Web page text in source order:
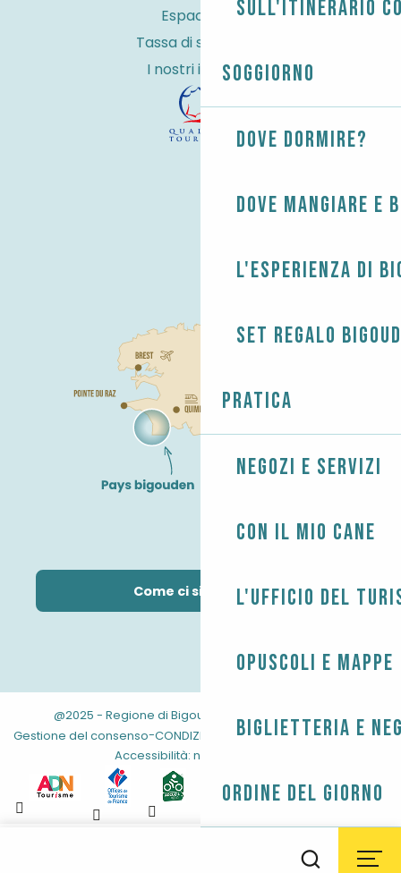
sull'itinerario
Soggiorno
Dove dormire?
Dove mangiare e
L'esperienza di
Set regalo
Pratica
Negozi e servizi
Con il mio cane
L'Ufficio del
Opuscoli e mappe
Biglietteria e
Ordine del giorno
Espace Pro
Tassa di soggiorno
I nostri impegni
Come ci si arriva?
@2025 - Regione di Bigouden Informazioni legali -
Gestione del consenso-CONDIZIONI GENERALI -Mappa del sito -
Accessibilità: non conforme